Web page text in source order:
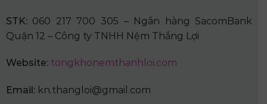
STK:060 217 700 305 – Ngân hàng SacomBank
Quận 12 – Công ty TNHH Nệm Thắng Lợi
Website: tongkhonemthanhloi.com
Email:kn.thangloi@gmail.com